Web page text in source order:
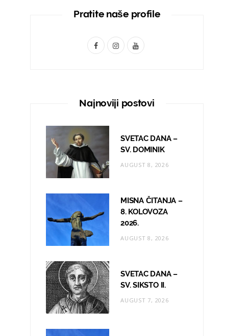
Pratite naše profile
F
k
I
t
r
a
Y
T
e
Najnoviji postovi
SVETAC DANA –
SV. DOMINIK
AUGUST 8, 2026
MISNA ČITANJA –
8. KOLOVOZA
2026.
AUGUST 8, 2026
SVETAC DANA –
SV. SIKSTO II.
AUGUST 7, 2026